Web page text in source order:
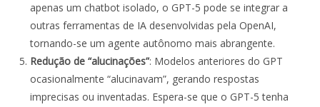
apenas um chatbot isolado, o GPT-5 pode se integrar a
outras ferramentas de IA desenvolvidas pela OpenAI,
tornando-se um agente autônomo mais abrangente.
Redução de “alucinações”: Modelos anteriores do GPT
ocasionalmente “alucinavam”, gerando respostas
imprecisas ou inventadas. Espera-se que o GPT-5 tenha